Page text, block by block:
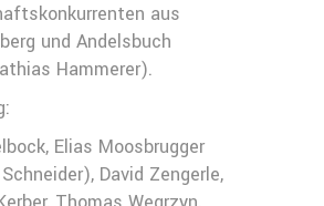
aus
und Andelsbuch
Hammerer).
Elias Moosbrugger
David Zengerle,